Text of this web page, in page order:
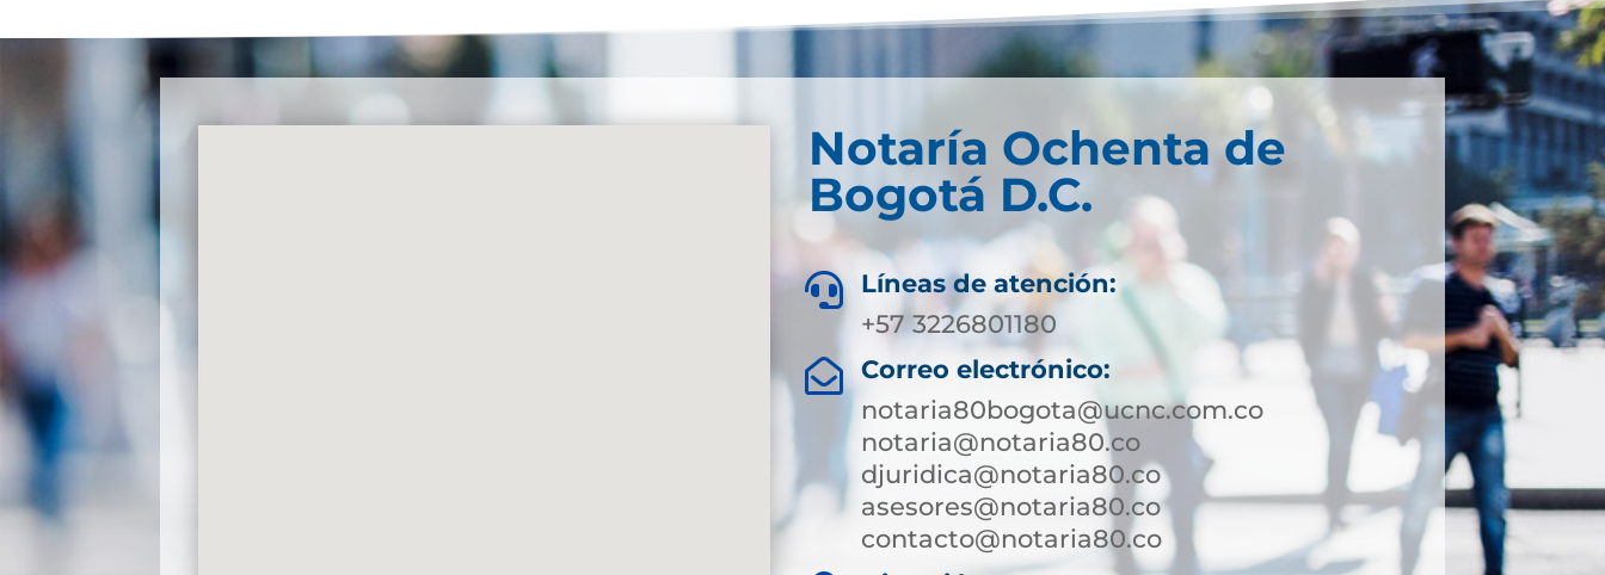
Notaría Ochenta de
Bogotá D.C.

Líneas de atención:
+57 3226801180

Correo electrónico:
notaria80bogota@ucnc.com.co
notaria@notaria80.co
djuridica@notaria80.co
asesores@notaria80.co
contacto@notaria80.co ​